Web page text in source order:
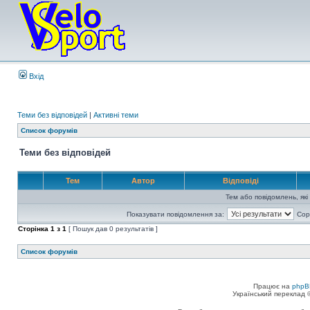
Вхід
Теми без відповідей | Активні теми
Список форумів
Теми без відповідей
Тем Автор Відповіді
Тем або повідомлень,
Показувати повідомлення за:
Сторінка 1 з 1 [ Пошук дав 0 результатів ]
Список форумів
Працює на
Український